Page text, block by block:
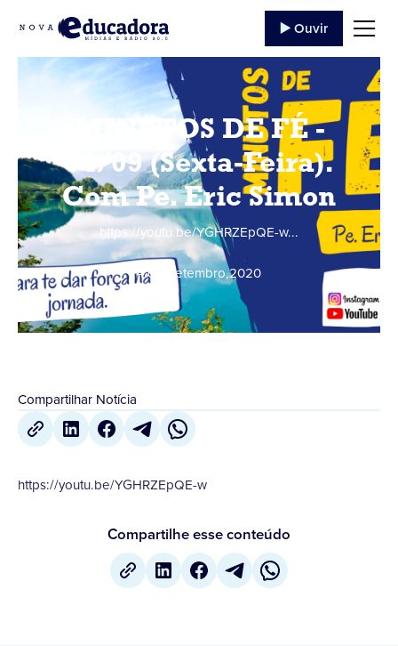
▶️ Ouvir
MINUTOS DE FÉ -
04/09 (Sexta-Feira).
Com Pe. Eric Simon
https://youtu.be/YGHRZEpQE-w...
4 de Setembro,2020
Compartilhar Notícia
https://youtu.be/YGHRZEpQE-w
Compartilhe esse conteúdo